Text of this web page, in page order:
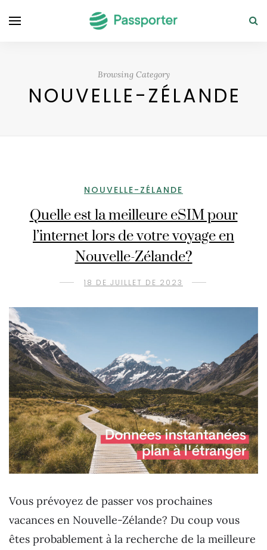
Browsing Category
NOUVELLE-ZÉLANDE
NOUVELLE-ZÉLANDE
Quelle est la meilleure eSIM pour
l’internet lors de votre voyage en
Nouvelle-Zélande?
18 DE JUILLET DE 2023
Vous prévoyez de passer vos prochaines
vacances en Nouvelle-Zélande? Du coup vous
êtes probablement à la recherche de la meilleure